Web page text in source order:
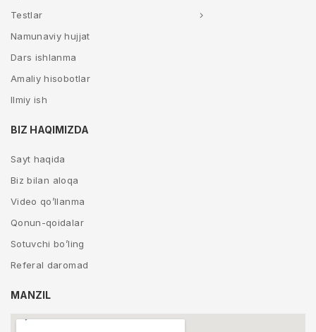
Testlar
Namunaviy hujjat
Dars ishlanma
Amaliy hisobotlar
Ilmiy ish
BIZ HAQIMIZDA
Sayt haqida
Biz bilan aloqa
Video qo’llanma
Qonun-qoidalar
Sotuvchi bo’ling
Referal daromad
MANZIL